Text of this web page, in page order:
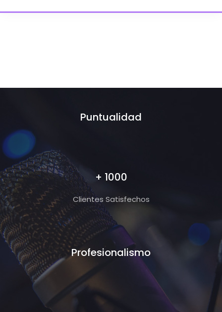
Puntualidad
+ 1000
Clientes Satisfechos
Profesionalismo